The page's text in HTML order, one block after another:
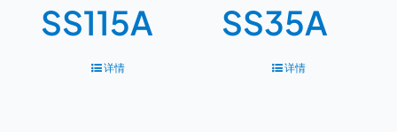
SS115A
详情
SS35A
详情